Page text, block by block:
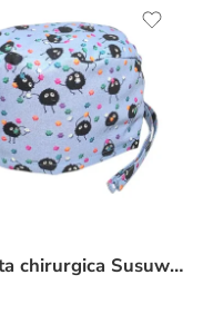
Cuffietta chirurgica Susuwatari